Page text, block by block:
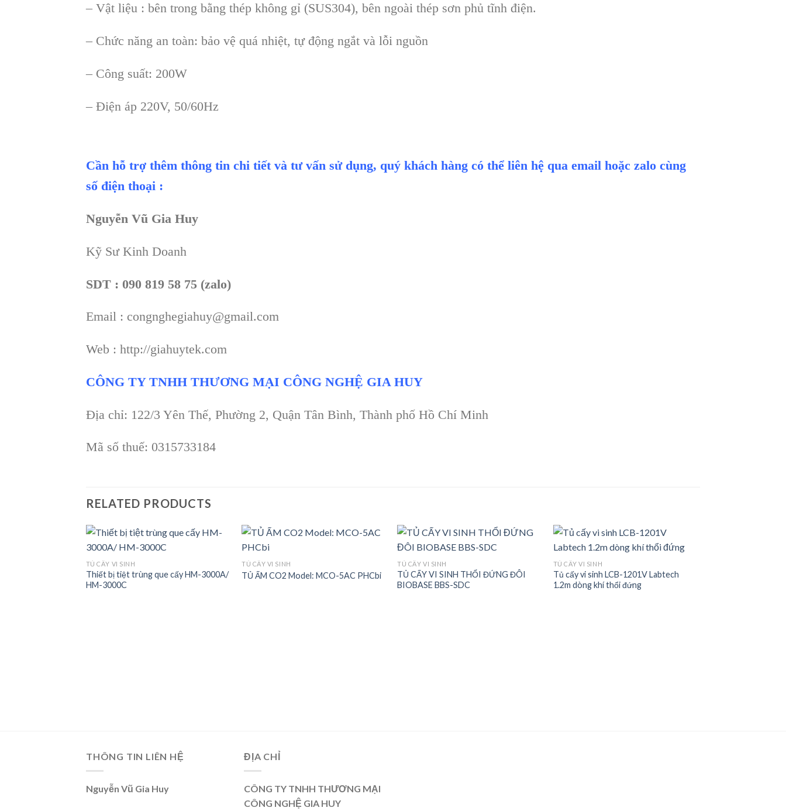
– Vật liệu : bên trong bằng thép không gỉ (SUS304), bên ngoài thép sơn phủ tĩnh điện.
– Chức năng an toàn: bảo vệ quá nhiệt, tự động ngắt và lỗi nguồn
– Công suất: 200W
– Điện áp 220V, 50/60Hz
Cần hỗ trợ thêm thông tin chi tiết và tư vấn sử dụng, quý khách hàng có thể liên hệ qua email hoặc zalo cùng
số điện thoại :
Nguyễn Vũ Gia Huy
Kỹ Sư Kinh Doanh
SDT : 090 819 58 75 (zalo)
Email : congnghegiahuy@gmail.com
Web : http://giahuytek.com
CÔNG TY TNHH THƯƠNG MẠI CÔNG NGHỆ GIA HUY
Địa chỉ: 122/3 Yên Thế, Phường 2, Quận Tân Bình, Thành phố Hồ Chí Minh
Mã số thuế: 0315733184
RELATED PRODUCTS
Add to
TỦ CẤY VI SINH
Thiết bị tiệt trùng que cấy HM-3000A/
HM-3000C
Add to
TỦ CẤY VI SINH
TỦ ẤM CO2 Model: MCO-5AC PHCbi
Add to
TỦ CẤY VI SINH
TỦ CẤY VI SINH THỔI ĐỨNG ĐÔI
BIOBASE BBS-SDC
Add to
TỦ CẤY VI SINH
Tủ cấy vi sinh LCB-1201V Labtech
1.2m dòng khí thổi đứng
THÔNG TIN LIÊN HỆ
Nguyễn Vũ Gia Huy
ĐỊA CHỈ
CÔNG TY TNHH THƯƠNG MẠI
CÔNG NGHỆ GIA HUY